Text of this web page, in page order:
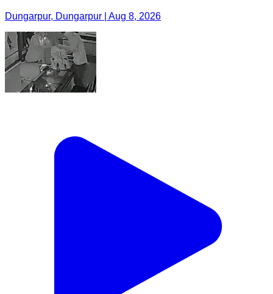
Dungarpur, Dungarpur | Aug 8, 2026